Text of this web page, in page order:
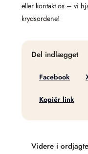
eller kontakt os – vi
krydsordene!
Del indlægget
Facebook
Kopiér link
Videre i